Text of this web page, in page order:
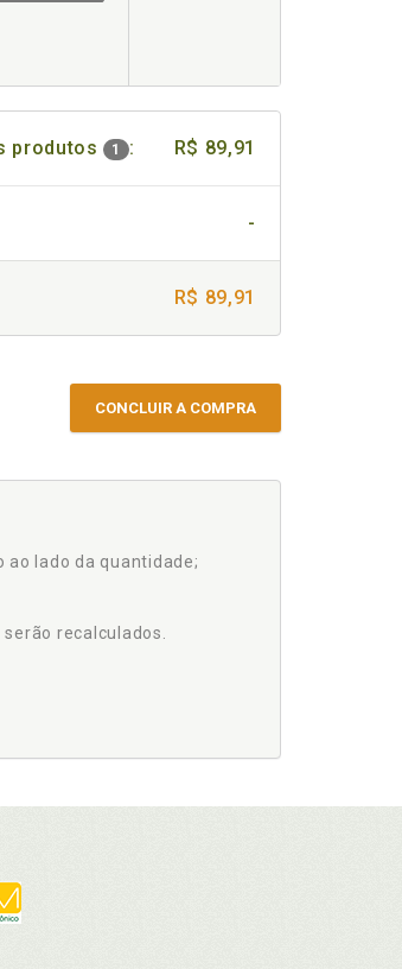
produtos 1 : R$ 89,91
-
R$ 89,91
CONCLUIR A COMPRA
lado da quantidade;
recalculados.